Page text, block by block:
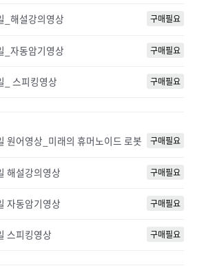
_해설강의영상 구매필요
_자동암기영상 구매필요
_ 스피킹영상 구매필요
원어영상_미래의 휴머노이드 로봇 구매필요
해설강의영상 구매필요
자동암기영상 구매필요
스피킹영상 구매필요